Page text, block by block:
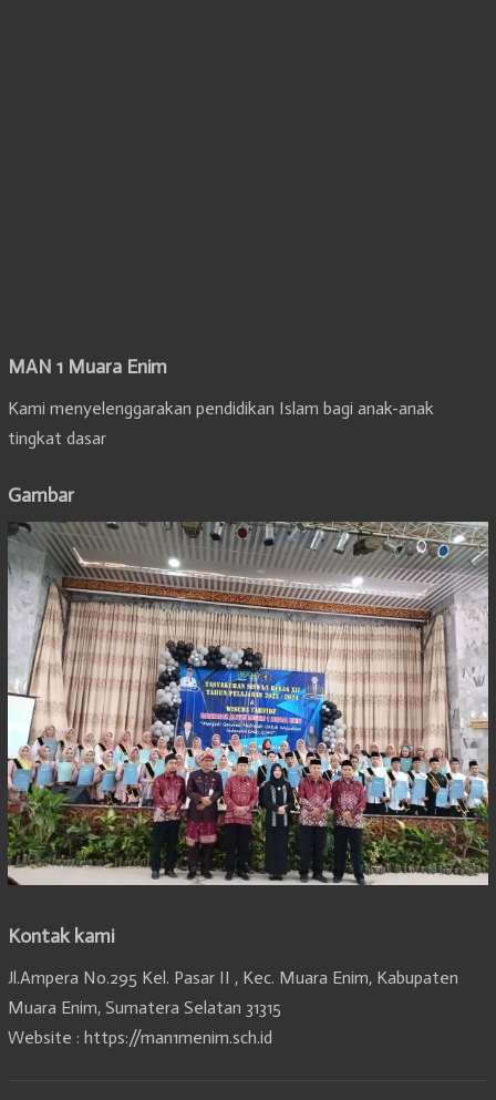
MAN 1 Muara Enim
Kami menyelenggarakan pendidikan Islam bagi anak-anak
tingkat dasar
Gambar
Kontak kami
Jl.Ampera No.295 Kel. Pasar II , Kec. Muara Enim, Kabupaten
Muara Enim, Sumatera Selatan 31315
Website : https://man1menim.sch.id